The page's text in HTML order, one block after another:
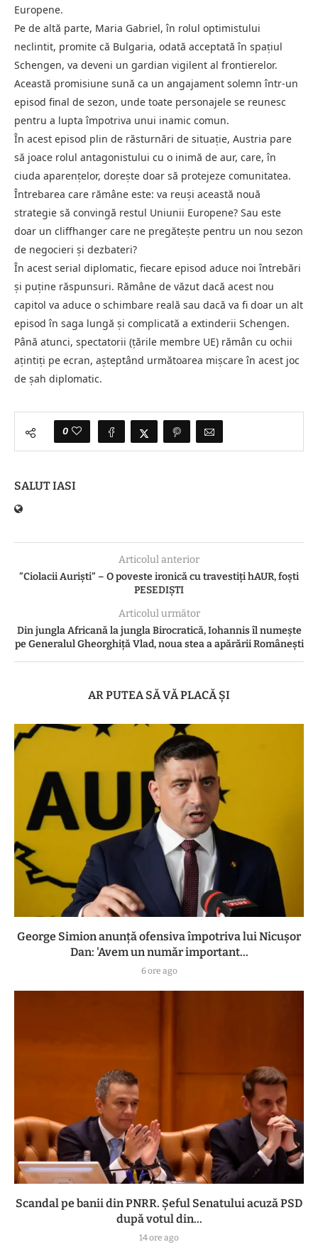
Europene.
Pe de altă parte, Maria Gabriel, în rolul optimistului
neclintit, promite că Bulgaria, odată acceptată în spațiul
Schengen, va deveni un gardian vigilent al frontierelor.
Această promisiune sună ca un angajament solemn într-un
episod final de sezon, unde toate personajele se reunesc
pentru a lupta împotriva unui inamic comun.
În acest episod plin de răsturnări de situație, Austria pare
să joace rolul antagonistului cu o inimă de aur, care, în
ciuda aparențelor, dorește doar să protejeze comunitatea.
Întrebarea care rămâne este: va reuși această nouă
strategie să convingă restul Uniunii Europene? Sau este
doar un cliffhanger care ne pregătește pentru un nou sezon
de negocieri și dezbateri?
În acest serial diplomatic, fiecare episod aduce noi întrebări
și puține răspunsuri. Rămâne de văzut dacă acest nou
capitol va aduce o schimbare reală sau dacă va fi doar un alt
episod în saga lungă și complicată a extinderii Schengen.
Până atunci, spectatorii (țările membre UE) rămân cu ochii
ațintiți pe ecran, așteptând următoarea mișcare în acest joc
de șah diplomatic.
0
SALUT IASI
Articolul anterior
”Ciolacii Auriști” – O poveste ironică cu travestiți hAUR, foști
PESEDIȘTI
Articolul următor
Din jungla Africană la jungla Birocratică, Iohannis îl numește
pe Generalul Gheorghiță Vlad, noua stea a apărării Românești
AR PUTEA SĂ VĂ PLACĂ ȘI
George Simion anunță ofensiva împotriva lui Nicușor
Dan: 'Avem un număr important...
6 ore ago
Scandal pe banii din PNRR. Șeful Senatului acuză PSD
după votul din...
14 ore ago